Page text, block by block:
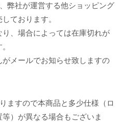
弊社が運営する他ショッピング
ております。
、場合によっては在庫切れが
メールでお知らせ致しますの
ますので本商品と多少仕様（ロ
）が異なる場合もございま